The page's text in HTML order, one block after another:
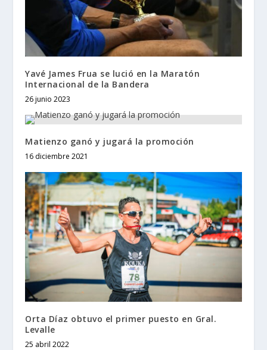
Yavé James Frua se lució en la Maratón
Internacional de la Bandera
26 junio 2023
Matienzo ganó y jugará la promoción
16 diciembre 2021
Orta Díaz obtuvo el primer puesto en Gral.
Levalle
25 abril 2022